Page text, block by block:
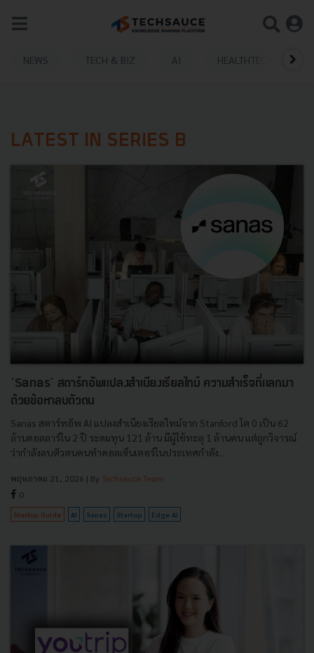
NEWS TECH & BIZ AI HEALTHTECH
LATEST IN SERIES B
‘Sanas’ สตาร์ทอัพแปลงสำเนียงเรียลไทม์ ความสำเร็จที่แลกมา
ด้วยข้อหาลบตัวตน
Sanas สตาร์ทอัพ AI แปลงสำเนียงเรียลไทม์จาก Stanford โต 0 เป็น 62
ล้านดอลลาร์ใน 2 ปี ระดมทุน 121 ล้าน มีผู้ใช้ทะลุ 1 ล้านคน แต่ถูกวิจารณ์
ว่ากำลังลบตัวตนคนทำคอลเซ็นเตอร์ในประเทศกำลัง...
พฤษภาคม 21, 2026 | By Techsauce Team
0
Startup Guide AI Sanas Startup Edge AI